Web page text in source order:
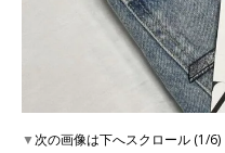
▼次の画像は下へスクロール (1/6)